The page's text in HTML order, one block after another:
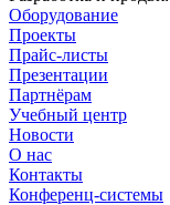
Оборудование
Проекты
Прайс-листы
Презентации
Партнёрам
Учебный центр
Новости
О нас
Контакты
Конференц-системы